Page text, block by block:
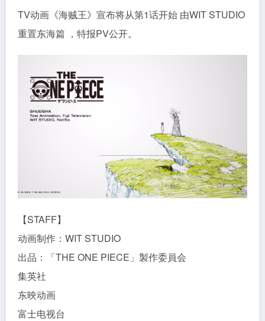
TV动画《海贼王》宣布将从第1话开始 由WIT STUDIO
重置东海篇 ，特报PV公开。
【STAFF】
动画制作：WIT STUDIO
出品：「THE ONE PIECE」製作委員会
集英社
东映动画
富士电视台